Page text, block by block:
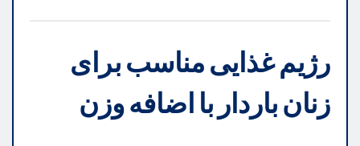
رژیم غذایی مناسب برای
زنان باردار با اضافه وزن